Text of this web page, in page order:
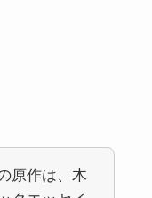
原作は、木